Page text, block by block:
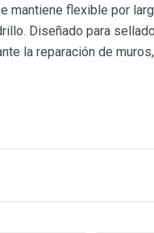
mantiene flexible por
Diseñado para
la reparación de